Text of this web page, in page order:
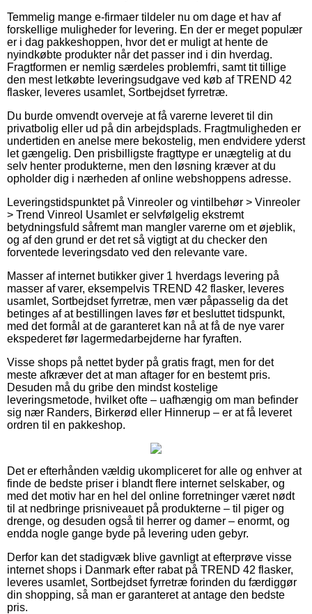
Temmelig mange e-firmaer tildeler nu om dage et hav af
forskellige muligheder for levering. En der er meget populær
er i dag pakkeshoppen, hvor det er muligt at hente de
nyindkøbte produkter når det passer ind i din hverdag.
Fragtformen er nemlig særdeles problemfri, samt tit tillige
den mest letkøbte leveringsudgave ved køb af TREND 42
flasker, leveres usamlet, Sortbejdset fyrretræ.
Du burde omvendt overveje at få varerne leveret til din
privatbolig eller ud på din arbejdsplads. Fragtmuligheden er
undertiden en anelse mere bekostelig, men endvidere yderst
let gængelig. Den prisbilligste fragttype er unægtelig at du
selv henter produkterne, men den løsning kræver at du
opholder dig i nærheden af online webshoppens adresse.
Leveringstidspunktet på Vinreoler og vintilbehør > Vinreoler
> Trend Vinreol Usamlet er selvfølgelig ekstremt
betydningsfuld såfremt man mangler varerne om et øjeblik,
og af den grund er det ret så vigtigt at du checker den
forventede leveringsdato ved den relevante vare.
Masser af internet butikker giver 1 hverdags levering på
masser af varer, eksempelvis TREND 42 flasker, leveres
usamlet, Sortbejdset fyrretræ, men vær påpasselig da det
betinges af at bestillingen laves før et besluttet tidspunkt,
med det formål at de garanteret kan nå at få de nye varer
ekspederet før lagermedarbejderne har fyraften.
Visse shops på nettet byder på gratis fragt, men for det
meste afkræver det at man aftager for en bestemt pris.
Desuden må du gribe den mindst kostelige
leveringsmetode, hvilket ofte – uafhængig om man befinder
sig nær Randers, Birkerød eller Hinnerup – er at få leveret
ordren til en pakkeshop.
Det er efterhånden vældig ukompliceret for alle og enhver at
finde de bedste priser i blandt flere internet selskaber, og
med det motiv har en hel del online forretninger været nødt
til at nedbringe prisniveauet på produkterne – til piger og
drenge, og desuden også til herrer og damer – enormt, og
endda nogle gange byde på levering uden gebyr.
Derfor kan det stadigvæk blive gavnligt at efterprøve visse
internet shops i Danmark efter rabat på TREND 42 flasker,
leveres usamlet, Sortbejdset fyrretræ forinden du færdiggør
din shopping, så man er garanteret at antage den bedste
pris.